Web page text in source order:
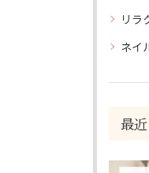
リラ
ネイ
最